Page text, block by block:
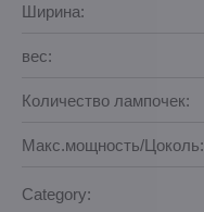
Ширина:
вес:
Количество лампочек:
Макс.мощность/Цоколь:
Category: